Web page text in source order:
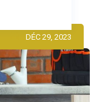
DÉC 29, 2023